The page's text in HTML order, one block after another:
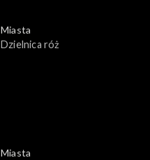
Miasta
Dzielnica róż
Miasta